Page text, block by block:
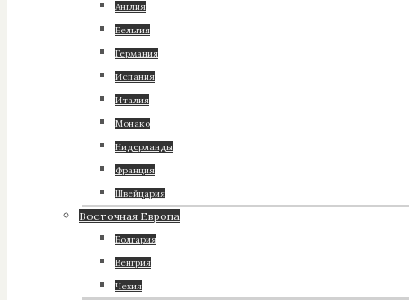
Англия
Бельгия
Германия
Испания
Италия
Монако
Нидерланды
Франция
Швейцария
Восточная Европа
Болгария
Венгрия
Чехия